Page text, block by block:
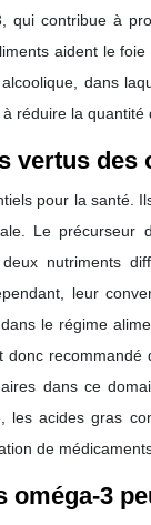
qui contribue à
aident le
dans
réduire la
vertus des
pour la santé.
Le précurseur
deux nutriments
leur
le régime
donc
dans ce
les acides gras
de
oméga-3